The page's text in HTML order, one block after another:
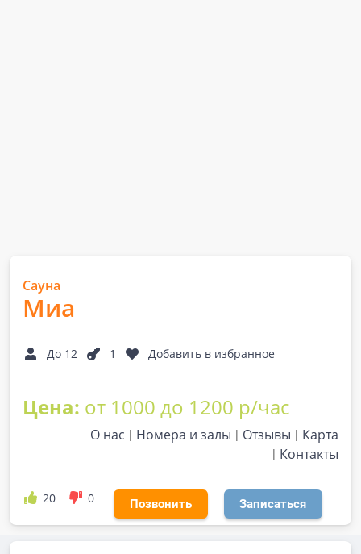
Сауна
Миа
До 12 1 Добавить в избранное
Цена: от 1000 до 1200 р/час
О нас Номера и залы Отзывы
Карта
Контакты
20 0 Позвонить Записаться